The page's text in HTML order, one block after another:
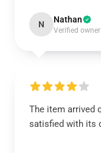
N Nathan
Verified owner
The item arrived
satisfied with its